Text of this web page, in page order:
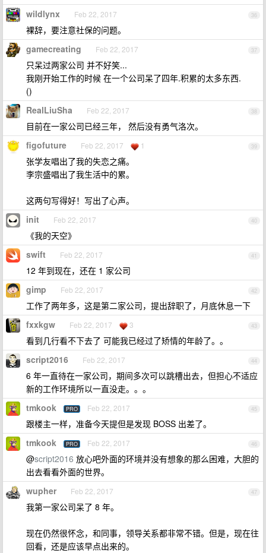
36
wildlynx Feb 22, 2017
裸辞，要注意社保的问题。
37
gamecreating Feb 22, 2017
只呆过两家公司 并不好笑...
我刚开始工作的时候 在一个公司呆了四年.积累的太多东西.
()
38
RealLiuSha Feb 22, 2017
目前在一家公司已经三年， 然后没有勇气洛次。
39
figofuture Feb 22, 2017 1
张学友唱出了我的失恋之痛。
李宗盛唱出了我生活中的累。
这两句写得好！写出了心声。
40
init Feb 22, 2017
《我的天空》
41
swift Feb 22, 2017
12 年到现在，还在 1 家公司
42
gimp Feb 22, 2017
工作了两年多，这是第二家公司，提出辞职了，月底休息一下
43
fxxkgw Feb 22, 2017 3
看到几行看不下去了 可能我已经过了矫情的年龄了。。
44
script2016 Feb 22, 2017
6 年一直待在一家公司，期间多次可以跳槽出去，但担心不适应
新的工作环境所以一直没走。。。
45
tmkook PRO Feb 22, 2017
跟楼主一样，准备今天提但是发现 BOSS 出差了。
46
tmkook PRO Feb 22, 2017
@script2016 放心吧外面的环境并没有想象的那么困难，大胆的
出去看看外面的世界。
47
wupher Feb 22, 2017
我第一家公司呆了 8 年。
现在仍然很怀念，和同事，领导关系都非常不错。但是，现在往
回看，还是应该早点出来的。